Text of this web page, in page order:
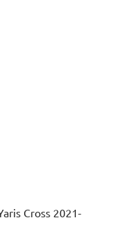
Cross 2021-